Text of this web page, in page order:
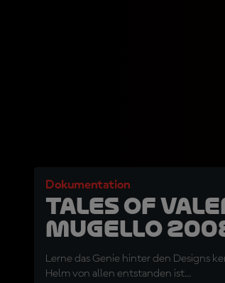
Dokumentation
TALES OF
Mugello
Lerne das Genie hinter den Designs
Helm von allen entstanden ist...